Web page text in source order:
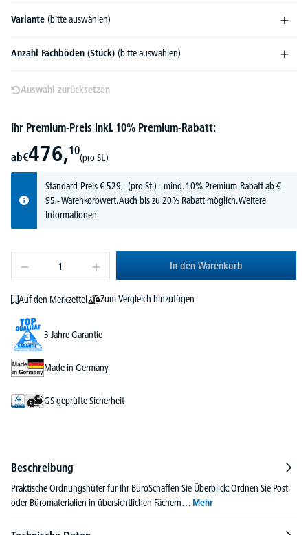
Variante (bitte auswählen)
Anzahl Fachböden (Stück) (bitte auswählen)
Auswahl zurücksetzen
Ihr Premium-Preis inkl. 10% Premium-Rabatt:
ab€476,10
(pro St.)
Standard-Preis€ 529,-(pro St.) - mind. 10% Premium-Rabatt ab €
95,- Warenkorbwert. Auch bis zu 20% Rabatt möglich.Weitere
Informationen
In den Warenkorb
Auf den Merkzettel Zum Vergleich hinzufügen
3 Jahre Garantie
Made in Germany
GS geprüfte Sicherheit
Beschreibung
Praktische Ordnungshüter für Ihr BüroSchaffen Sie Überblick: Ordnen Sie Post
oder Büromaterialien in übersichtlichen Fächern… Mehr